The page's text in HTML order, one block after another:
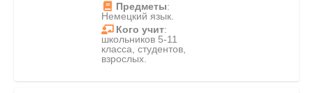
Предметы:
Немецкий язык.
Кого учит:
школьников 5-11
класса, студентов,
взрослых.